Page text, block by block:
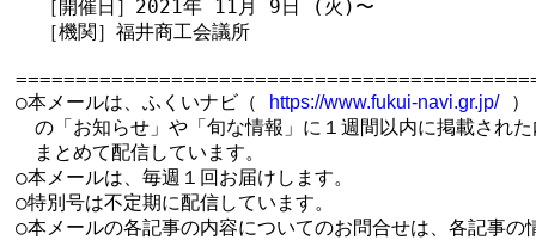
  ［開催日］2021年 11月 9日 (火)〜
  ［機関］福井商工会議所
○本メールは、ふくいナビ（
https://www.fukui-navi.gr.jp/ ）
の「お知らせ」や「旬な情報」に１週間以内に掲載され
まとめて配信しています。
○本メールは、毎週１回お届けします。
○特別号は不定期に配信しています。
○本メールの各記事の内容についてのお問合せは、各記事の